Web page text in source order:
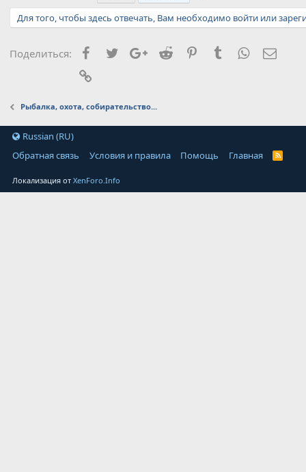
Для того, чтобы здесь отвечать, Вам необходимо войти или
Поделиться: Facebook
TwitterGoogle+
Reddit PinterestTumblrWhatsApp
Рыбалка, охота, собирательство...
Russian (RU)
Обратная связь
Условия и правила Помощь Главная
Локализация отXenForo.Info